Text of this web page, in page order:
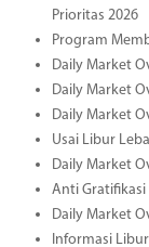
Prioritas 2026
Program
Daily Market
Daily Market
Daily Market
Usai Libur
Daily Market
Anti Gratifikasi
Daily Market
Informasi